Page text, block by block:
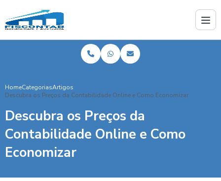
HomeCategoriasArtigos
Descubra os Preços da Contabilidade Online e Como Economizar
Descubra os Preços da
Contabilidade Online e Como
Economizar